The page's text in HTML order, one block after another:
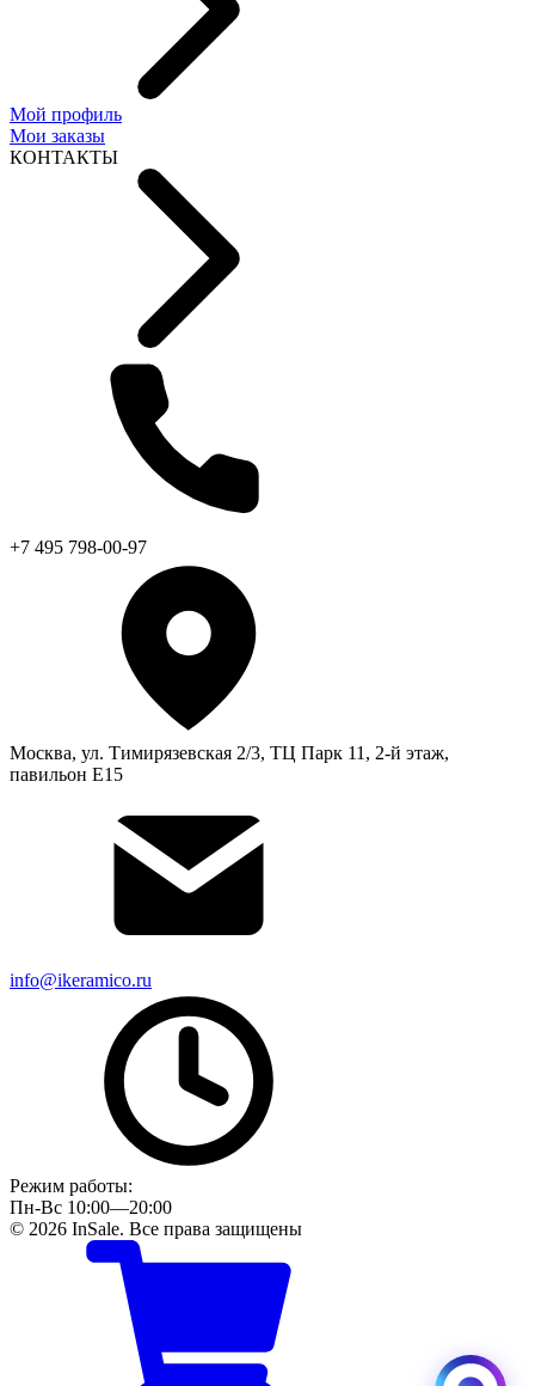
Мой профиль
Мои заказы
КОНТАКТЫ
+7 495 798-00-97
Москва, ул. Тимирязевская 2/3, ТЦ Парк 11, 2-й этаж,
павильон Е15
info@ikeramico.ru
Режим работы:
Пн-Вс 10:00—20:00
© 2026 InSale. Все права защищены